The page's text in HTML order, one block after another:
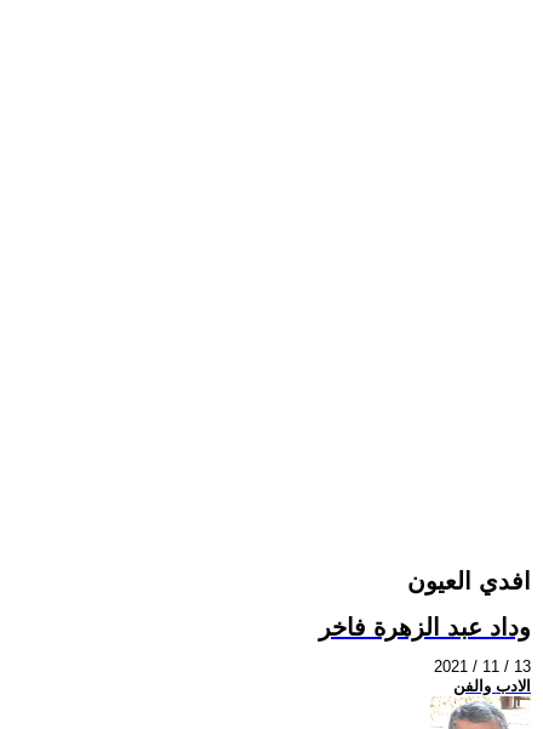
افدي العيون
وداد عبد الزهرة فاخر
2021 / 11 / 13
الادب والفن